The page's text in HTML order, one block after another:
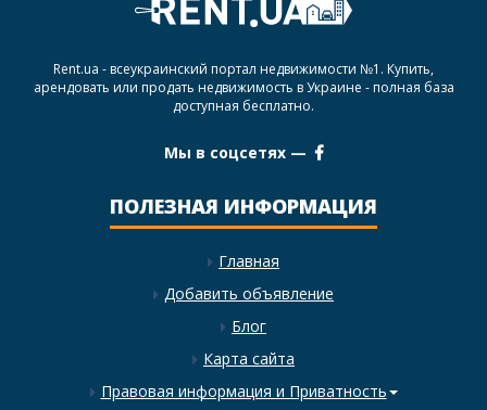
Rent.ua - всеукраинский портал недвижимости №1. Купить,
арендовать или продать недвижимость в Украине - полная база
доступная бесплатно.
Мы в соцсетях —
ПОЛЕЗНАЯ ИНФОРМАЦИЯ
Главная
Добавить объявление
Блог
Карта сайта
Правовая информация и Приватность